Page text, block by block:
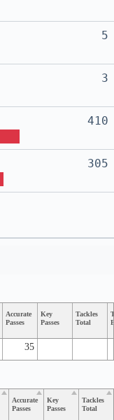
5
3
410
305
Accurate
Passes
Key
Passes
Tackles
Total
35
Accurate
Passes
Key
Passes
Tackles
Total